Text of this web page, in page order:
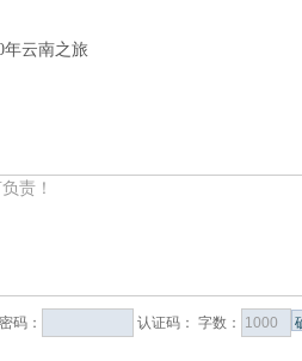
年云南之旅
码： 认证码： 字数：